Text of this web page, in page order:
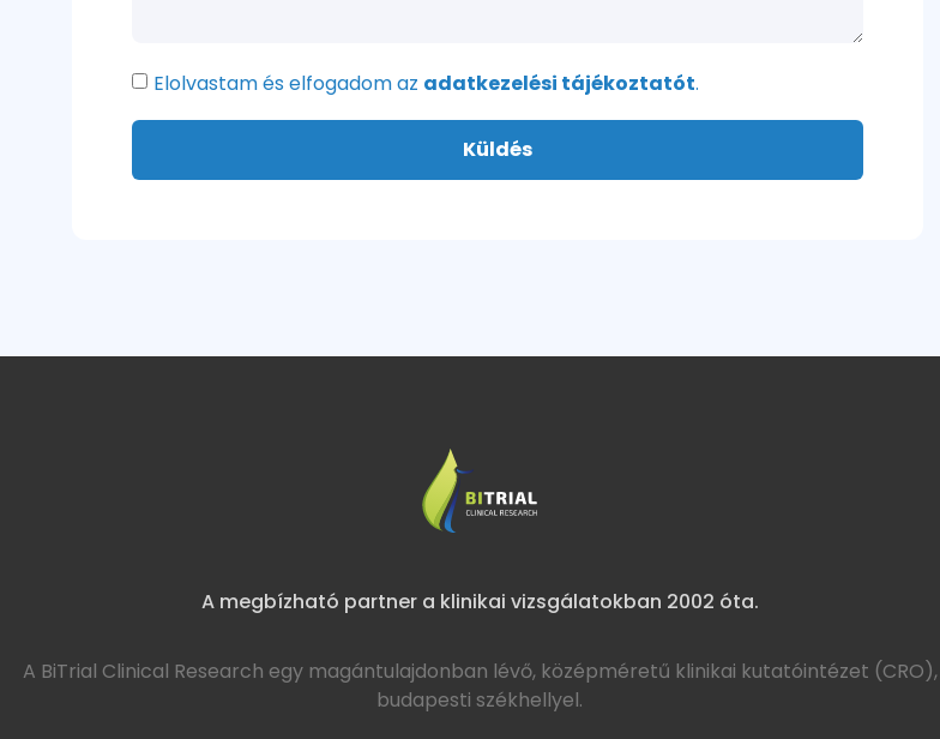
Elolvastam és elfogadom az adatkezelési tájékoztatót.
Küldés
A megbízható partner a klinikai vizsgálatokban 2002 óta.
A BiTrial Clinical Research egy magántulajdonban lévő, középméretű klinikai kutatóintézet (CRO),
budapesti székhellyel.